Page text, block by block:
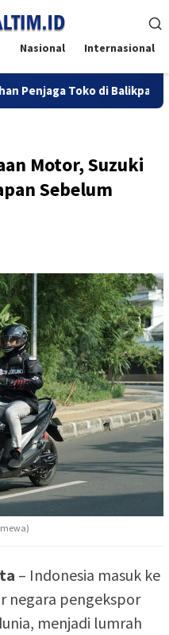
Nasional Internasional
di Balikpapan Utara
Motor, Suzuki
Sebelum
– Indonesia masuk ke
negara pengekspor
menjadi lumrah